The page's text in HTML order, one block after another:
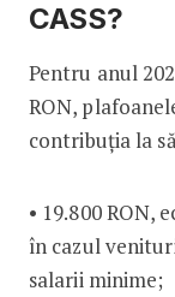
CASS?
Pentru anul
RON,
contribuția la
• 19.800 RON,
în cazul
salarii minime;